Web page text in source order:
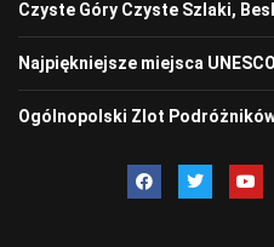
Czyste Góry Czyste Szlaki,
Najpiękniejsze miejsca
Ogólnopolski Zlot